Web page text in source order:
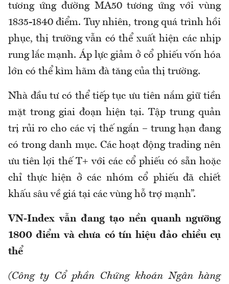
tương ứng đường MA50 tương ứng với vùng
1835-1840 điểm. Tuy nhiên, trong quá trình hồi
phục, thị trường vẫn có thể xuất hiện các nhịp
rung lắc mạnh. Áp lực giảm ở cổ phiếu vốn hóa
lớn có thể kìm hãm đà tăng của thị trường.
Nhà đầu tư có thể tiếp tục ưu tiên nắm giữ tiền
mặt trong giai đoạn hiện tại. Tập trung quản
trị rủi ro cho các vị thế ngắn – trung hạn đang
có trong danh mục. Các hoạt động trading nên
ưu tiên lợi thế T+ với các cổ phiếu có sẵn hoặc
chỉ thực hiện ở các nhóm cổ phiếu đã chiết
khấu sâu về giá tại các vùng hỗ trợ mạnh”.
VN-Index vẫn đang tạo nền quanh ngưỡng
1800 điểm và chưa có tín hiệu đảo chiều cụ
thể
(Công ty Cổ phần Chứng khoán Ngân hàng